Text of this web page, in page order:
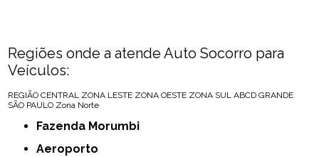
Regiões onde a atende Auto Socorro para
Veículos:
REGIÃO CENTRAL ZONA LESTE ZONA OESTE ZONA SUL ABCD GRANDE
SÃO PAULO Zona Norte
Fazenda Morumbi
Aeroporto